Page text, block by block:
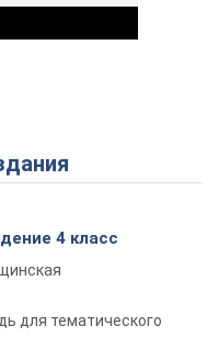
Video
4 класс
для тематического